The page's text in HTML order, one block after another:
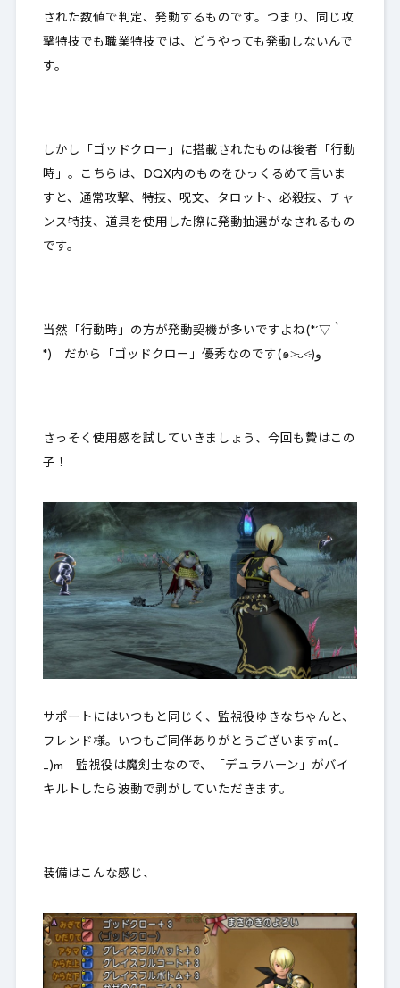
された数値で判定、発動するものです。つまり、 同じ攻
撃特技でも職業特技では、どうやっても発動しないんで
す。
しかし「ゴッドクロー」に搭載されたものは後者「行動
時」。こちらは、DQX内のものをひっくるめて言いま
すと、通常攻撃、特技、呪文、タロット、必殺技、チャ
ンス特技、道具を使用した際に発動抽選がなされるもの
です。
当然「行動時」の方が発動契機が多いですよね(*´▽｀
*) だから「ゴッドクロー」優秀なのです(๑˃̵ᴗ˂̵)و
さっそく使用感を試していきましょう、今回も贄はこの
子！
サポートにはいつもと同じく、監視役ゆきなちゃんと、
フレンド様。いつもご同伴ありがとうございますm(_
_)m 監視役は魔剣士なので、「デュラハーン」がバイ
キルトしたら波動で剥がしていただきます。
装備はこんな感じ、